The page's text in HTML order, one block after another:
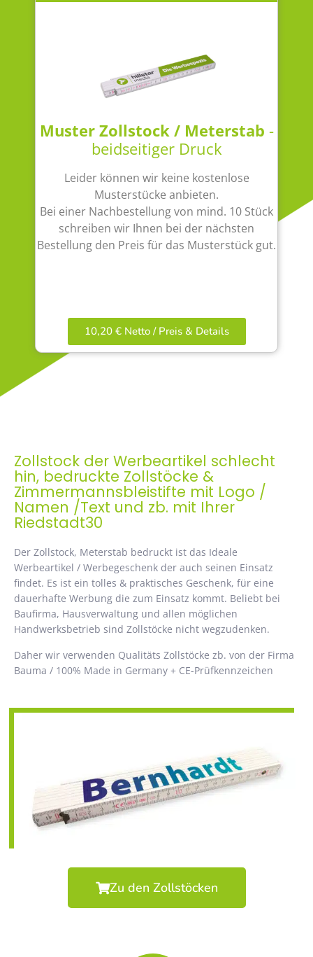
Muster Zollstock / Meterstab -
beidseitiger Druck
Leider können wir keine kostenlose
Musterstücke anbieten.
Bei einer Nachbestellung von mind. 10 Stück
schreiben wir Ihnen bei der nächsten
Bestellung den Preis für das Musterstück gut.
10,20 € Netto / Preis & Details
Zollstock der Werbeartikel schlecht
hin, bedruckte Zollstöcke &
Zimmermannsbleistifte mit Logo /
Namen /Text und zb. mit Ihrer
Riedstadt30
Der Zollstock, Meterstab bedruckt ist das Ideale
Werbeartikel / Werbegeschenk der auch seinen Einsatz
findet. Es ist ein tolles & praktisches Geschenk, für eine
dauerhafte Werbung die zum Einsatz kommt. Beliebt bei
Baufirma, Hausverwaltung und allen möglichen
Handwerksbetrieb sind Zollstöcke nicht wegzudenken.
Daher wir verwenden Qualitäts Zollstöcke zb. von der Firma
Bauma / 100% Made in Germany + CE-Prüfkennzeichen
Zu den Zollstöcken